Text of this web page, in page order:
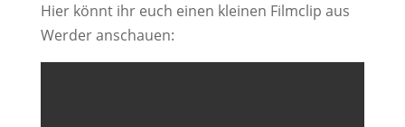
Hier könnt ihr euch einen klei­nen Film­clip aus
Wer­der anschauen: